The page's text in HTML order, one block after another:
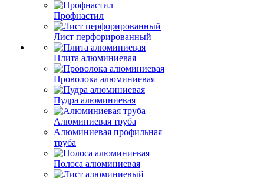
Профнастил
Лист перфорированный
Плита алюминиевая
Проволока алюминиевая
Пудра алюминиевая
Алюминиевая труба
Алюминиевая профильная
труба
Полоса алюминиевая